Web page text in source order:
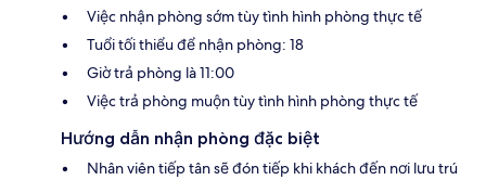
Việc nhận phòng sớm tùy tình hình phòng thực tế
Tuổi tối thiểu để nhận phòng: 18
Giờ trả phòng là 11:00
Việc trả phòng muộn tùy tình hình phòng thực tế
Hướng dẫn nhận phòng đặc biệt
Nhân viên tiếp tân sẽ đón tiếp khi khách đến nơi lưu trú